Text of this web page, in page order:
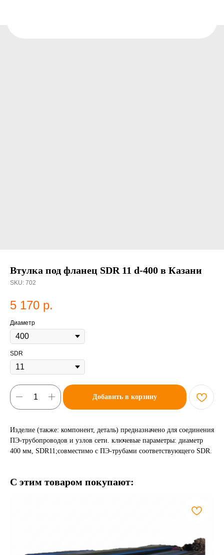
Втулка под фланец SDR 11 d-400 в Казани
SKU: 702
5 170 р.
Диаметр
SDR
Добавить в корзину
Изделие (также: компонент, деталь) предназначено для соединения
ПЭ-трубопроводов и узлов сети. ключевые параметры: диаметр
400 мм, SDR11;совместимо с ПЭ-трубами соответствующего SDR.
С этим товаром покупают: